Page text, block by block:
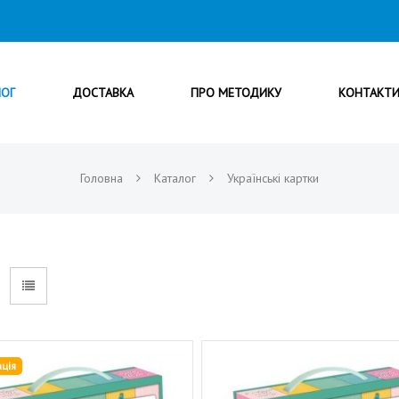
ДОСТАВКА ПРО МЕТОДИКУ КОНТАКТИ
Головна Каталог Українські картки